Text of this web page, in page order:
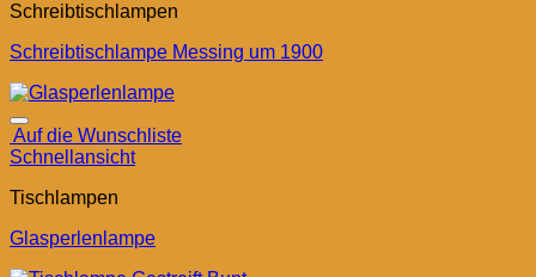
Schreibtischlampen
Schreibtischlampe Messing um 1900
Auf die Wunschliste
Schnellansicht
Tischlampen
Glasperlenlampe